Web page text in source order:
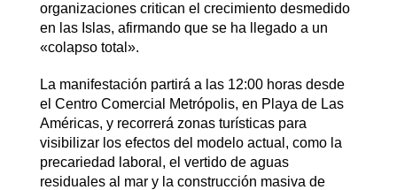
organizaciones critican el crecimiento desmedido
en las Islas, afirmando que se ha llegado a un
«colapso total».
La manifestación partirá a las 12:00 horas desde
el Centro Comercial Metrópolis, en Playa de Las
Américas, y recorrerá zonas turísticas para
visibilizar los efectos del modelo actual, como la
precariedad laboral, el vertido de aguas
residuales al mar y la construcción masiva de